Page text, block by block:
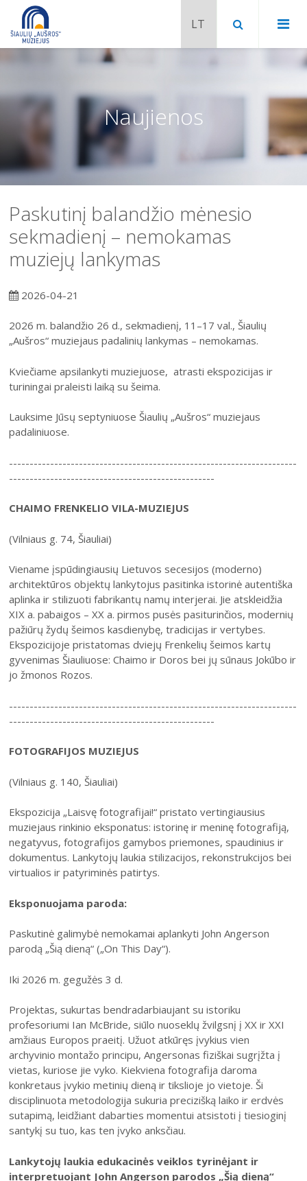
Chaimo Frenkelio vila-muziejus
Fotografijos muziejus
Radijo ir televizijos muziejus
Poeto Jovaro namas-muziejus
Fotografijos muziejaus ekspozicija
Venclauskių namų-muziejaus ekspozicija
Chaimo Frenkelio vilos-muziejaus
Žaliūkių malūnininko sodybos-muziejaus
Dviračių muziejaus ekspozicija
Šiuo metu veikiančios parodos
Virtualiosios parodos
Virtualios galerijos
Bilietų kainos
Padalinių darbo laikas
Kainoraštis
Suaugusiesiems
Kultūros pasas
Rugpjūtis 2026
3
4 5 6
10
11
17
18 19 20 21 22
24
25 26 27 28 29
31
2025 (XXII festivalis)
2024 (XXI festivalis)
2022 (XIX festivalis)
2021 (XVIII festivalis)
2020 (XVII festivalis)
2018 (XV festivalis)
2004–2017 m. festivalis
Naujienos
Paskutinį balandžio mėnesio
sekmadienį – nemokamas
muziejų lankymas
2026-04-21
2026 m. balandžio 26 d., sekmadienį, 11–17 val., Šiaulių
„Aušros“ muziejaus padalinių lankymas – nemokamas.
Kviečiame apsilankyti muziejuose, atrasti ekspozicijas ir
turiningai praleisti laiką su šeima.
Lauksime Jūsų septyniuose Šiaulių „Aušros“ muziejaus
padaliniuose.
----------------------------------------------------------------------
--------------------------------------------------
CHAIMO FRENKELIO VILA-MUZIEJUS
(Vilniaus g. 74, Šiauliai)
Viename įspūdingiausių Lietuvos secesijos (moderno)
architektūros objektų lankytojus pasitinka istorinė autentiška
aplinka ir stilizuoti fabrikantų namų interjerai. Jie atskleidžia
XIX a. pabaigos – XX a. pirmos pusės pasiturinčios, modernių
pažiūrų žydų šeimos kasdienybę, tradicijas ir vertybes.
Ekspozicijoje pristatomas dviejų Frenkelių šeimos kartų
gyvenimas Šiauliuose: Chaimo ir Doros bei jų sūnaus Jokūbo ir
jo žmonos Rozos.
----------------------------------------------------------------------
--------------------------------------------------
FOTOGRAFIJOS MUZIEJUS
(Vilniaus g. 140, Šiauliai)
Ekspozicija „Laisvę fotografijai!“ pristato vertingiausius
muziejaus rinkinio eksponatus: istorinę ir meninę fotografiją,
negatyvus, fotografijos gamybos priemones, spaudinius ir
dokumentus. Lankytojų laukia stilizacijos, rekonstrukcijos bei
virtualios ir patyriminės patirtys.
Eksponuojama paroda:
Paskutinė galimybė nemokamai aplankyti John Angerson
parodą „Šią dieną“ („On This Day“).
Iki 2026 m. gegužės 3 d.
Projektas, sukurtas bendradarbiaujant su istoriku
profesoriumi Ian McBride, siūlo nuoseklų žvilgsnį į XX ir XXI
amžiaus Europos praeitį. Užuot atkūręs įvykius vien
archyvinio montažo principu, Angersonas fiziškai sugrįžta į
vietas, kuriose jie vyko. Kiekviena fotografija daroma
konkretaus įvykio metinių dieną ir tikslioje jo vietoje. Ši
disciplinuota metodologija sukuria precizišką laiko ir erdvės
sutapimą, leidžiant dabarties momentui atsistoti į tiesioginį
santykį su tuo, kas ten įvyko anksčiau.
Lankytojų laukia edukacinės veiklos tyrinėjant ir
interpretuojant John Angerson parodos „Šią dieną“